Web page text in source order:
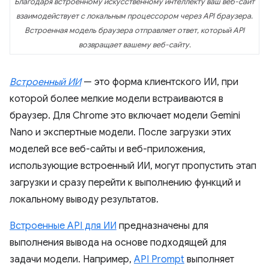
взаимодействует с локальным процессором через API браузера.
Встроенная модель браузера отправляет ответ, который API
возвращает вашему веб-сайту.
Встроенный ИИ— это форма клиентского ИИ, при
которой более мелкие модели встраиваются в
браузер. Для Chrome это включает модели Gemini
Nano и экспертные модели. После загрузки этих
моделей все веб-сайты и веб-приложения,
использующие встроенный ИИ, могут пропустить этап
загрузки и сразу перейти к выполнению функций и
локальному выводу результатов.
Встроенные API для ИИ предназначены для
выполнения вывода на основе подходящей для
задачи модели. Например, API Prompt выполняет